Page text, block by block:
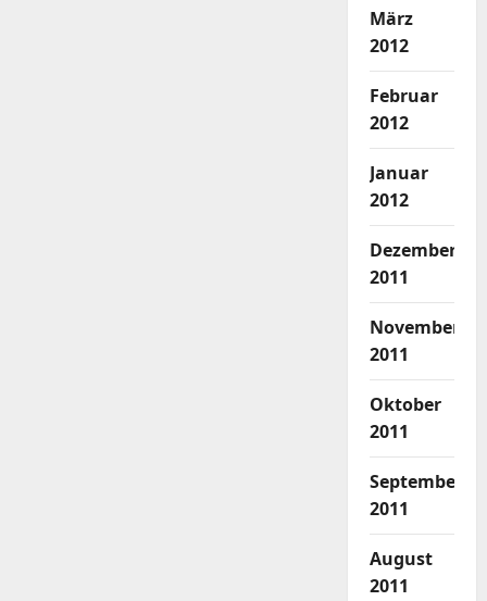
März
2012
Februar
2012
Januar
2012
Dezember
2011
November
2011
Oktober
2011
September
2011
August
2011